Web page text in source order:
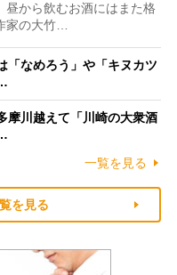
から飲むお酒にはまた格
の大竹…
「なめろう」や「キヌカツ
摩川越えて「川崎の大衆酒
一覧を見る
を見る